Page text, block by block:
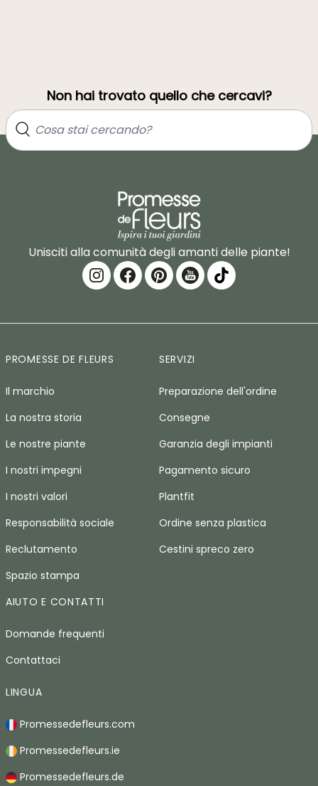
Non hai trovato quello che cercavi?
Unisciti alla comunità degli amanti delle piante!
PROMESSE DE FLEURS
Il marchio
La nostra storia
Le nostre piante
I nostri impegni
I nostri valori
Responsabilità sociale
Reclutamento
Spazio stampa
SERVIZI
Preparazione dell'ordine
Consegne
Garanzia degli impianti
Pagamento sicuro
Plantfit
Ordine senza plastica
Cestini spreco zero
AIUTO E CONTATTI
Domande frequenti
Contattaci
LINGUA
Promessedefleurs.com
Promessedefleurs.ie
Promessedefleurs.de